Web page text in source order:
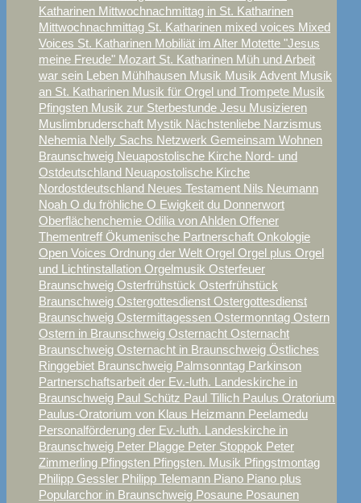
Katharinen Mittwochnachmittag in St. Katharinen
Mittwochnachmittag St. Katharinen mixed voices Mixed
Voices St. Katharinen Mobiliät im Alter Motette "Jesus
meine Freude" Mozart St. Katharinen Müh und Arbeit
war sein Leben Mühlhausen Musik Musik Advent Musik
an St. Katharinen Musik für Orgel und Trompete Musik
Pfingsten Musik zur Sterbestunde Jesu Musizieren
Muslimbruderschaft Mystik Nächstenliebe Narzismus
Nehemia Nelly Sachs Netzwerk Gemeinsam Wohnen
Braunschweig Neuapostolische Kirche Nord- und
Ostdeutschland Neuapostolische Kirche
Nordostdeutschland Neues Testament Nils Neumann
Noah O du fröhliche O Ewigkeit du Donnerwort
Oberflächenchemie Odilia von Ahlden Offener
Thementreff Ökumenische Partnerschaft Onkologie
Open Voices Ordnung der Welt Orgel Orgel plus Orgel
und Lichtinstallation Orgelmusik Osterfeuer
Braunschweig Osterfrühstück Osterfrühstück
Braunschweig Ostergottesdienst Ostergottesdienst
Braunschweig Ostermittagessen Ostermonntag Ostern
Ostern in Braunschweig Osternacht Osternacht
Braunschweig Osternacht in Braunschweig Östliches
Ringgebiet Braunschweig Palmsonntag Parkinson
Partnerschaftsarbeit der Ev.-luth. Landeskirche in
Braunschweig Paul Schütz Paul Tillich Paulus Oratorium
Paulus-Oratorium von Klaus Heizmann Peelamedu
Personalförderung der Ev.-luth. Landeskirche in
Braunschweig Peter Plagge Peter Stoppok Peter
Zimmerling Pfingsten Pfingsten. Musik Pfingstmontag
Philipp Gessler Philipp Telemann Piano Piano plus
Popularchor in Braunschweig Posaune Posaunen